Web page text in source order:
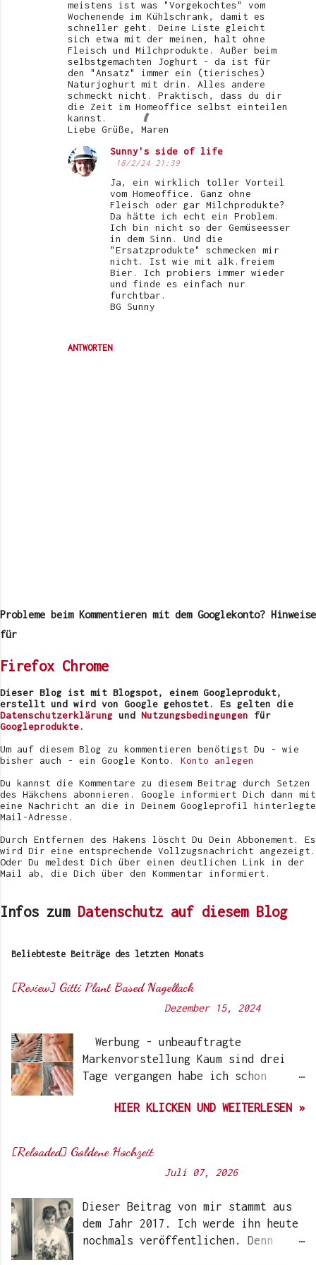
meistens ist was "Vorgekochtes" vom
Wochenende im Kühlschrank, damit es
schneller geht. Deine Liste gleicht
sich etwa mit der meinen, halt ohne
Fleisch und Milchprodukte. Außer beim
selbstgemachten Joghurt - da ist für
den "Ansatz" immer ein (tierisches)
Naturjoghurt mit drin. Alles andere
schmeckt nicht. Praktisch, dass du dir
die Zeit im Homeoffice selbst einteilen
kannst.
Liebe Grüße, Maren
ANTWORTEN
Sunny's side of life
18/2/24 21:39
Ja, ein wirklich toller Vorteil
vom Homeoffice. Ganz ohne
Fleisch oder gar Milchprodukte?
Da hätte ich echt ein Problem.
Ich bin nicht so der Gemüseesser
in dem Sinn. Und die
"Ersatzprodukte" schmecken mir
nicht. Ist wie mit alk.freiem
Bier. Ich probiers immer wieder
und finde es einfach nur
furchtbar.
BG Sunny
m
m
a
v
e
r
ö
f
e
t
l
i
c
e
n
Probleme beim Kommentieren mit dem Googlekonto? Hinweise
für
Firefox Chrome
Dieser Blog ist mit Blogspot, einem Googleprodukt,
erstellt und wird von Google gehostet. Es gelten die
Datenschutzerklärung und Nutzungsbedingungen für
Googleprodukte.
Um auf diesem Blog zu kommentieren benötigst Du - wie
bisher auch - ein Google Konto. Konto anlegen
Du kannst die Kommentare zu diesem Beitrag durch Setzen
des Häkchens abonnieren. Google informiert Dich dann mit
eine Nachricht an die in Deinem Googleprofil hinterlegte
Mail-Adresse.
Durch Entfernen des Hakens löscht Du Dein Abbonement. Es
wird Dir eine entsprechende Vollzugsnachricht angezeigt.
Oder Du meldest Dich über einen deutlichen Link in der
Mail ab, die Dich über den Kommentar informiert.
Infos zum Datenschutz auf diesem Blog
Beliebteste Beiträge des letzten Monats
[Review] Gitti Plant Based Nagellack
Dezember 15, 2024
Werbung - unbeauftragte
Markenvorstellung Kaum sind drei
Tage vergangen habe ich schon
Euch. Aber nach 6 Monate, wo ich
durchwegs positives Ergebnis
vermelden. Die meisten dürften
Instagram kennen. Auch Ari hat auf
ihrem Blog schon darüber
berichtet. Ich selbst wurde das
HIER KLICKEN UND WEITERLESEN »
[Reloaded] Goldene Hochzeit
Juli 07, 2026
Dieser Beitrag von mir stammt aus
dem Jahr 2017. Ich werde ihn heute
nochmals veröffentlichen. Denn